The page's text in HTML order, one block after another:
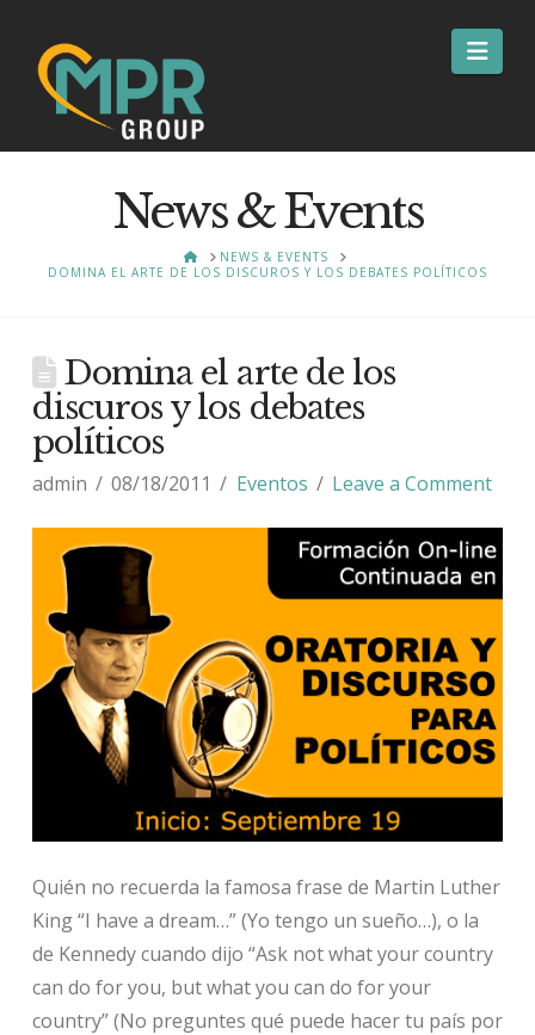
News & Events
HOMENEWS & EVENTS
DOMINA EL ARTE DE LOS DISCUROS Y LOS DEBATES POLÍTICOS
Domina el arte de los
discuros y los debates
políticos
admin 08/18/2011 Eventos Leave a Comment
Quién no recuerda la famosa frase de Martin Luther
King “I have a dream…” (Yo tengo un sueño…), o la
de Kennedy cuando dijo “Ask not what your country
can do for you, but what you can do for your
country” (No preguntes qué puede hacer tu país por